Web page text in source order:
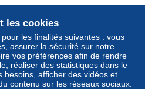
classés 2
3
Seine 1
1
les cookies
les finalités suivantes : vous
assurer la sécurité sur notre
vos préférences afin de rendre
réaliser des statistiques dans le
besoins, afficher des vidéos et
contenu sur les réseaux sociaux.